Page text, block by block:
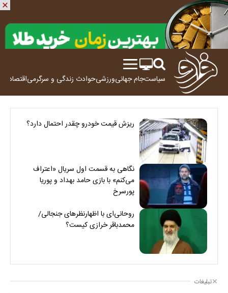
سیاستجام جهانیورزشیحوادث زندگی و سرگرمیاقتصاد
ریزش قیمت خودرو چقدر احتمال دارد؟
نگاهی به قسمت اول سریال «اعتراف
می‌کنم» با بازی حامد بهداد و پوریا
پورسرخ
روحانی‌ای با اظهارنظرهای جنجالی/
محمدباقر خرازی کیست؟
تبلیغات